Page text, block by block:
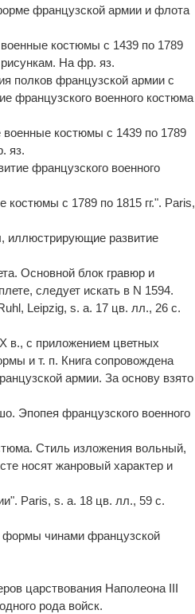
французской армии и флота
костюмы с 1439 по 1789
рисункам. На фр. яз.
полков французской армии с
французского военного костюма
военные костюмы с 1439 по 1789
яз.
французского военного
с 1789 по 1815 гг.". Paris,
иллюстрирующие развитие
Основной блок гравюр и
следует искать в N 1594.
Leipzig, s. a. 17 цв. лл., 26 с.
в., с приложением цветных
и т. п. Книга сопровождена
армии. За основу взято
Эпопея французского военного
Стиль изложения вольный,
носят жанровый характер и
Paris, s. a. 18 цв. лл., 59 с.
формы чинами французской
царствования Наполеона III
рода войск.